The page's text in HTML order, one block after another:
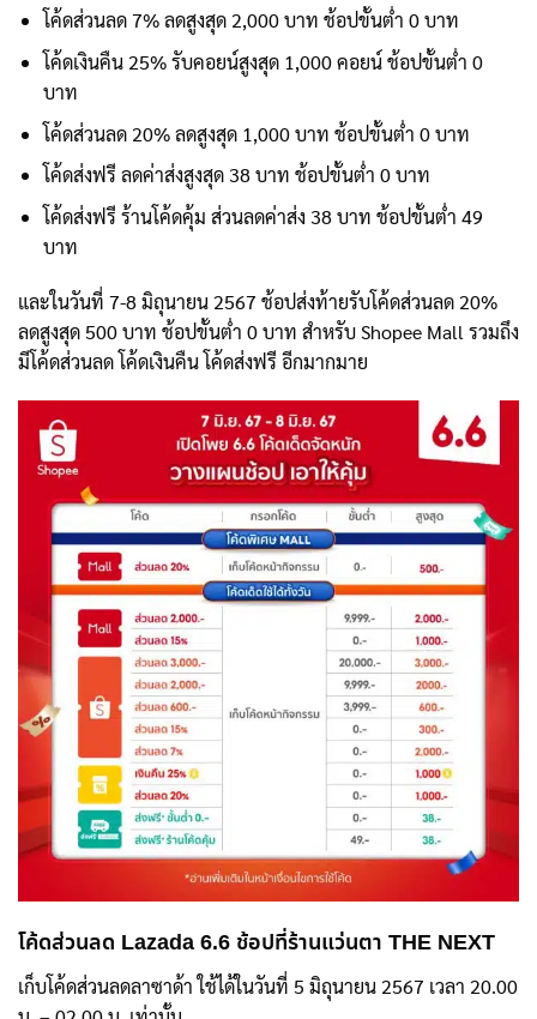
โค้ดส่วนลด 7% ลดสูงสุด 2,000 บาท ช้อปขั้นต่ำ 0 บาท
โค้ดเงินคืน 25% รับคอยน์สูงสุด 1,000 คอยน์ ช้อปขั้นต่ำ 0
บาท
โค้ดส่วนลด 20% ลดสูงสุด 1,000 บาท ช้อปขั้นต่ำ 0 บาท
โค้ดส่งฟรี ลดค่าส่งสูงสุด 38 บาท ช้อปขั้นต่ำ 0 บาท
โค้ดส่งฟรี ร้านโค้ดคุ้ม ส่วนลดค่าส่ง 38 บาท ช้อปขั้นต่ำ 49
บาท
และในวันที่ 7-8 มิถุนายน 2567 ช้อปส่งท้ายรับโค้ดส่วนลด 20%
ลดสูงสุด 500 บาท ช้อปขั้นต่ำ 0 บาท สำหรับ Shopee Mall รวมถึง
มีโค้ดส่วนลด โค้ดเงินคืน โค้ดส่งฟรี อีกมากมาย
โค้ดส่วนลด Lazada 6.6 ช้อปที่ร้านแว่นตา THE NEXT
เก็บโค้ดส่วนลดลาซาด้า ใช้ได้ในวันที่ 5 มิถุนายน 2567 เวลา 20.00